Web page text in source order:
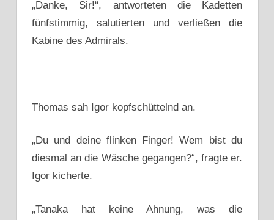
„Danke, Sir!“, antworteten die Kadetten
fünfstimmig, salutierten und verließen die
Kabine des Admirals.
Thomas sah Igor kopfschüttelnd an.
„Du und deine flinken Finger! Wem bist du
diesmal an die Wäsche gegangen?“, fragte er.
Igor kicherte.
„Tanaka hat keine Ahnung, was die